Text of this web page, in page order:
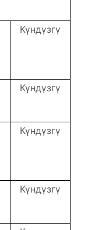
Күндүзгү
Күндүзгү
Күндүзгү
Күндүзгү